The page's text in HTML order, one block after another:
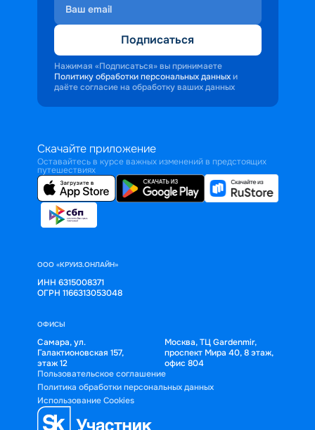
Подписаться
Нажимая «Подписаться» вы принимаете
Политику обработки персональных данных и
даёте согласие на обработку ваших данных
Скачайте приложение
Оставайтесь в курсе важных изменений в предстоящих
путешествиях
ООО «КРУИЗ.ОНЛАЙН»
ИНН 6315008371
ОГРН 1166313053048
ОФИСЫ
Самара, ул.
Галактионовская 157,
этаж 12
Москва, ТЦ Gardenmir,
проспект Мира 40, 8 этаж,
офис 804
Пользовательское соглашение
Политика обработки персональных данных
Использование Cookies